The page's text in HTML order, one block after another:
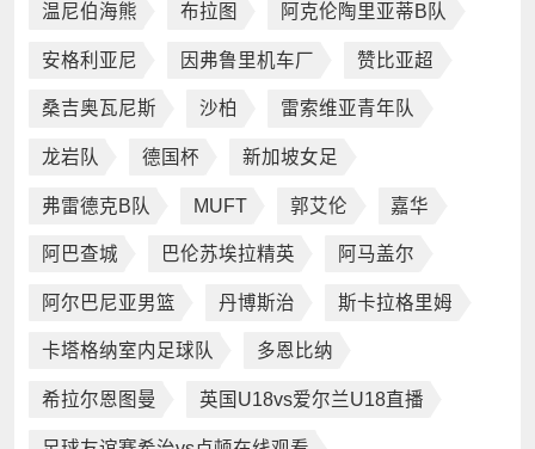
温尼伯海熊 布拉图 阿克伦陶里亚蒂B队
安格利亚尼 因弗鲁里机车厂 赞比亚超
桑吉奥瓦尼斯 沙柏 雷索维亚青年队
龙岩队 德国杯 新加坡女足
弗雷德克B队 MUFT 郭艾伦 嘉华
阿巴查城 巴伦苏埃拉精英 阿马盖尔
阿尔巴尼亚男篮 丹博斯治 斯卡拉格里姆
卡塔格纳室内足球队 多恩比纳
希拉尔恩图曼 英国U18vs爱尔兰U18直播